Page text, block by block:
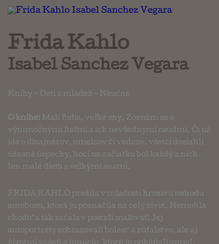
Frida Kahlo
Isabel Sanchez Vegara
Knihy - Deti a mládež - Náučné
O knihe: Malí ľudia, veľké sny. Zoznám sa s
výnimočnými ľuďmi a ich nevšednými osudmi. Či už
ide o dizajnérov, umelcov či vedcov, všetci dosiahli
úžasné úspechy, hoci na začiatku bol každý z nich
len malé dieťa s veľkými snami.
FRIDA KAHLO prežila v mladosti hrozivú nehodu
autobusu, ktorá ju poznačila na celý život. Nemohla
chodiť a tak začala v posteli maľovať. Jej
autoportréty zobrazovali bolesť a zúfalstvo, ale aj